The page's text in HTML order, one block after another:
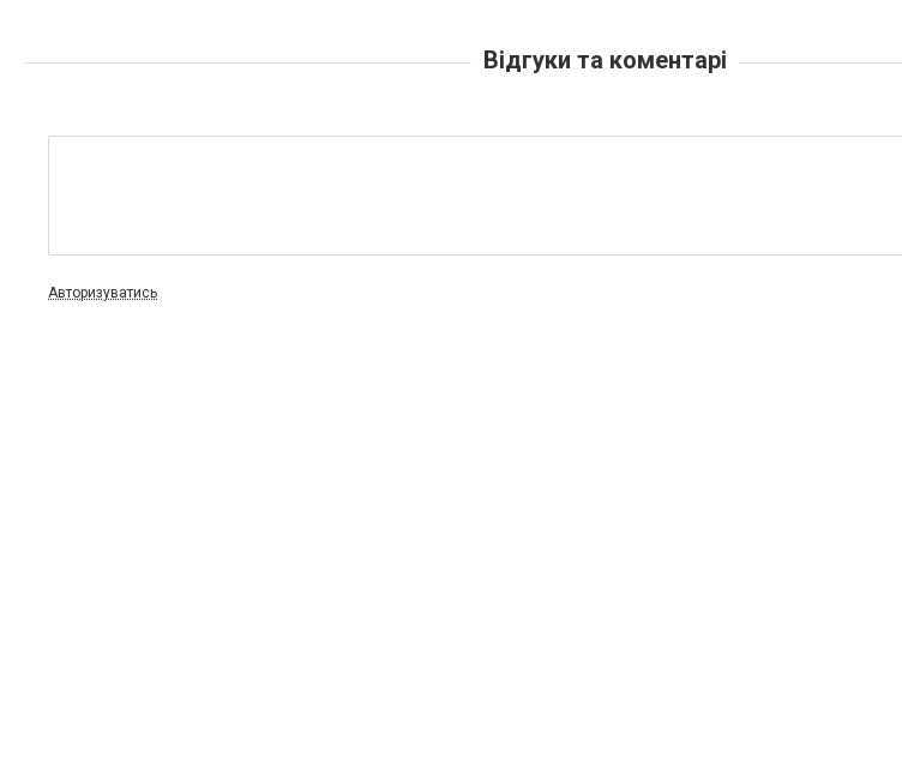
Відгуки та коментарі
Авторизуватись